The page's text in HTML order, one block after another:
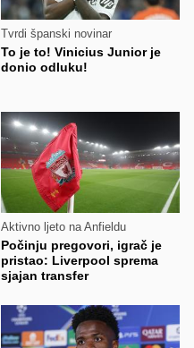
Tvrdi španski novinar
To je to! Vinicius Junior je
donio odluku!
Aktivno ljeto na Anfieldu
Počinju pregovori, igrač je
pristao: Liverpool sprema
sjajan transfer